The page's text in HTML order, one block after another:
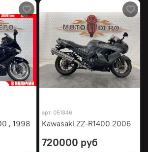
, 1998
арт. 051846
Kawasaki ZZ-R1400 2006
720000 руб